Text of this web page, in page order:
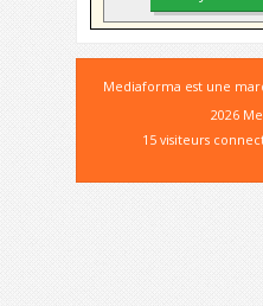
Mediaforma est une
2026
15 visiteurs